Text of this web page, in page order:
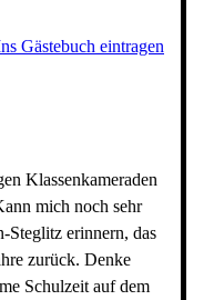
Gästebuch eintragen
Klassenkameraden
mich noch sehr
Steglitz erinnern, das
zurück. Denke
Schulzeit auf dem